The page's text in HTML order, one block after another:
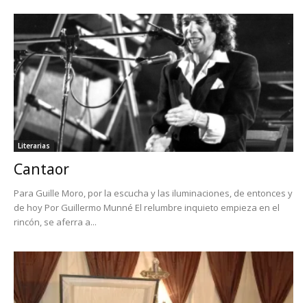
Literarias
Cantaor
Para Guille Moro, por la escucha y las iluminaciones, de entonces y
de hoy Por Guillermo Munné El relumbre inquieto empieza en el
rincón, se aferra a...